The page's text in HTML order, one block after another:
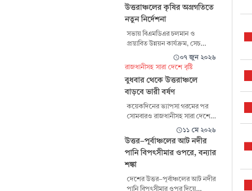
উত্তরাঞ্চলের কৃষির অগ্রগতিতে
নতুন নির্দেশনা
সভায় বিএমডিএর চলমান ও
প্রস্তাবিত উন্নয়ন কার্যক্রম, সেচ
ব্যবস্থার আধুনিকায়ন, কৃষি উৎপাদন
বৃদ্ধি এবং উত্তরাঞ্চলের কৃষকদের
কল্যাণে গৃহীত বিভিন্ন কর্মসূচি নিয়ে
বিস্তারিত আলোচনা করা হয়।
পাশাপাশি বিভিন্ন উন্নয়নমূলক
বিষয়ে প্রয়োজনীয় সিদ্ধান্ত গ্রহণ করা
হয়।
০৭ জুন ২০২৬
রাজধানীসহ সারা দেশে বৃষ্টি
বুধবার থেকে উত্তরাঞ্চলে
বাড়বে ভারী বর্ষণ
কয়েকদিনের ভ্যাপসা গরমের পর
সোমবারও রাজধানীসহ সারা দেশে
বৃষ্টি হয়েছে। এতে জনমনে স্বস্তি
ফিরেছে।
১১ মে ২০২৬
উত্তর-পূর্বাঞ্চলের আট নদীর
পানি বিপৎসীমার ওপরে, বন্যার
শঙ্কা
দেশের উত্তর-পূর্বাঞ্চলের আট নদীর
পানি বিপৎসীমার ওপর দিয়ে